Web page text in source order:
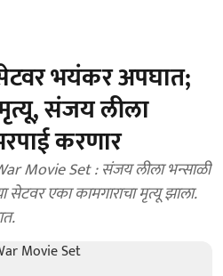
भयंकर अपघात;
मृत्यू, संजय लीला
करणार
Movie Set : संजय लीला भन्साळी
सेटवर एका कामगाराचा मृत्यू झाला.